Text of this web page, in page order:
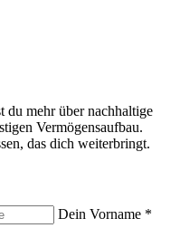
du mehr über nachhaltige
Vermögensaufbau.
das dich weiterbringt.
Dein Vorname *